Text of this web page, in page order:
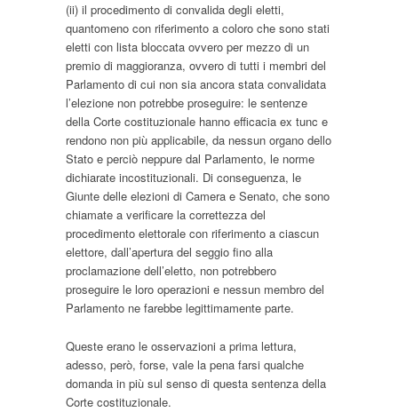
(ii) il procedimento di convalida degli eletti,
quantomeno con riferimento a coloro che sono stati
eletti con lista bloccata ovvero per mezzo di un
premio di maggioranza, ovvero di tutti i membri del
Parlamento di cui non sia ancora stata convalidata
l’elezione non potrebbe proseguire: le sentenze
della Corte costituzionale hanno efficacia ex tunc e
rendono non più applicabile, da nessun organo dello
Stato e perciò neppure dal Parlamento, le norme
dichiarate incostituzionali. Di conseguenza, le
Giunte delle elezioni di Camera e Senato, che sono
chiamate a verificare la correttezza del
procedimento elettorale con riferimento a ciascun
elettore, dall’apertura del seggio fino alla
proclamazione dell’eletto, non potrebbero
proseguire le loro operazioni e nessun membro del
Parlamento ne farebbe legittimamente parte.
Queste erano le osservazioni a prima lettura,
adesso, però, forse, vale la pena farsi qualche
domanda in più sul senso di questa sentenza della
Corte costituzionale.